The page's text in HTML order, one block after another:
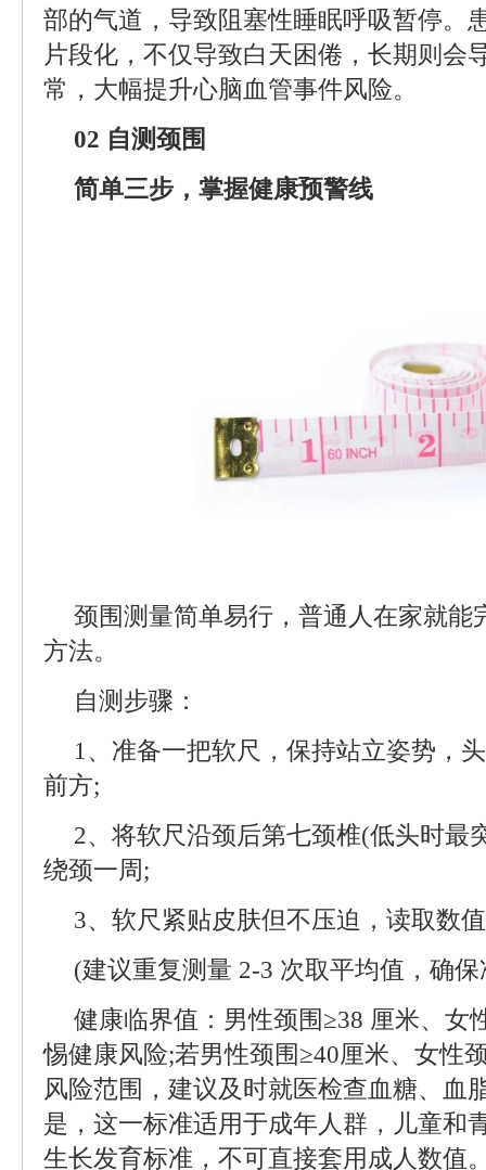
部的气道，导致阻塞性睡眠呼吸暂停。
片段化，不仅导致白天困倦，长期则会
常，大幅提升心脑血管事件风险。
02 自测颈围
简单三步，掌握健康预警线
颈围测量简单易行，普通人在家就能
方法。
自测步骤：
1、准备一把软尺，保持站立姿势，
前方;
2、将软尺沿颈后第七颈椎(低头时最
绕颈一周;
3、软尺紧贴皮肤但不压迫，读取数
(建议重复测量 2-3 次取平均值，确
健康临界值：男性颈围≥38 厘米、女
惕健康风险;若男性颈围≥40厘米、女性
风险范围，建议及时就医检查血糖、血
是，这一标准适用于成年人群，儿童和
生长发育标准，不可直接套用成人数值